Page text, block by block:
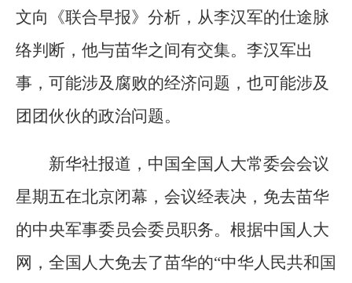
文向《联合早报》分析，从李汉军的仕途脉
络判断，他与苗华之间有交集。李汉军出
事，可能涉及腐败的经济问题，也可能涉及
团团伙伙的政治问题。
新华社报道，中国全国人大常委会会议
星期五在北京闭幕，会议经表决，免去苗华
的中央军事委员会委员职务。根据中国人大
网，全国人大免去了苗华的“中华人民共和国